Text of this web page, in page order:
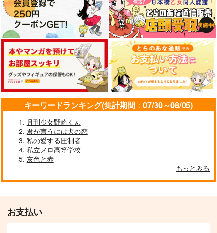
キーワードランキング(集計期間：07/30～08/05)
月刊少女野崎くん
君が言うには犬の恋
私の愛する圧制者
私立メロ高等学校
灰色と赤
もっとみる
お支払い